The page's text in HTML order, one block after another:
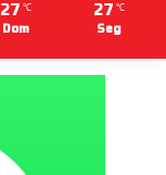
27 ℃
Dom
27 ℃
Seg